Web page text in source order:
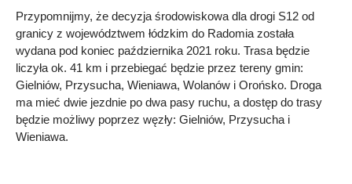
Przypomnijmy, że decyzja środowiskowa dla drogi S12 od
granicy z województwem łódzkim do Radomia została
wydana pod koniec października 2021 roku. Trasa będzie
liczyła ok. 41 km i przebiegać będzie przez tereny gmin:
Gielniów, Przysucha, Wieniawa, Wolanów i Orońsko. Droga
ma mieć dwie jezdnie po dwa pasy ruchu, a dostęp do trasy
będzie możliwy poprzez węzły: Gielniów, Przysucha i
Wieniawa.